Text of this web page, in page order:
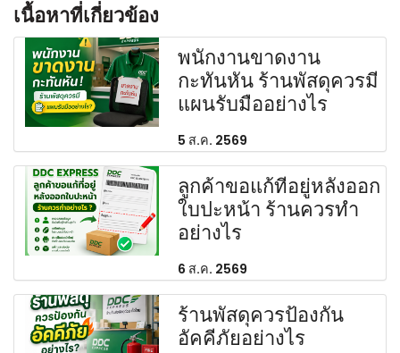
เนื้อหาที่เกี่ยวข้อง
พนักงานขาดงาน
กะทันหัน ร้านพัสดุควรมี
แผนรับมืออย่างไร
5 ส.ค. 2569
ลูกค้าขอแก้ที่อยู่หลังออก
ใบปะหน้า ร้านควรทำ
อย่างไร
6 ส.ค. 2569
ร้านพัสดุควรป้องกัน
อัคคีภัยอย่างไร